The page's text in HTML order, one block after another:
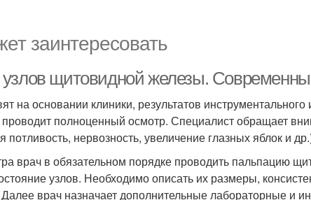
заинтересовать
щитовидной железы.
на основании клиники, результатов
полноценный осмотр. Специалист обращает
нервозность, увеличение глазных яблок и
врач в обязательном порядке проводить пальпацию
узлов. Необходимо описать их размеры,
врач назначает дополнительные лабораторные и